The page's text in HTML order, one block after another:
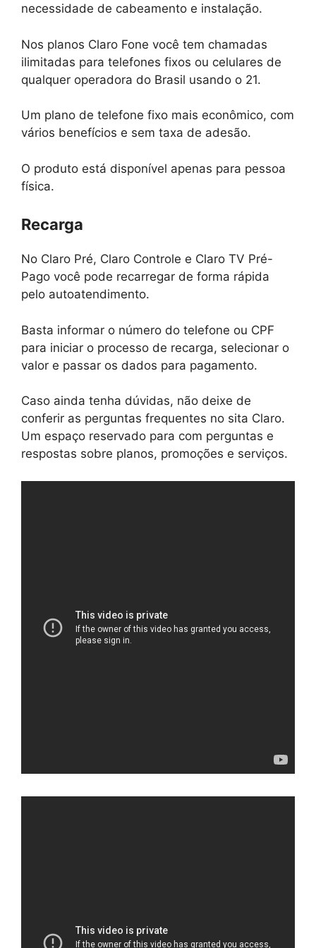
necessidade de cabeamento e instalação.
Nos planos Claro Fone você tem chamadas
ilimitadas para telefones fixos ou celulares de
qualquer operadora do Brasil usando o 21.
Um plano de telefone fixo mais econômico, com
vários benefícios e sem taxa de adesão.
O produto está disponível apenas para pessoa
física.
Recarga
No Claro Pré, Claro Controle e Claro TV Pré-
Pago você pode recarregar de forma rápida
pelo autoatendimento.
Basta informar o número do telefone ou CPF
para iniciar o processo de recarga, selecionar o
valor e passar os dados para pagamento.
Caso ainda tenha dúvidas, não deixe de
conferir as perguntas frequentes no sita Claro.
Um espaço reservado para com perguntas e
respostas sobre planos, promoções e serviços.